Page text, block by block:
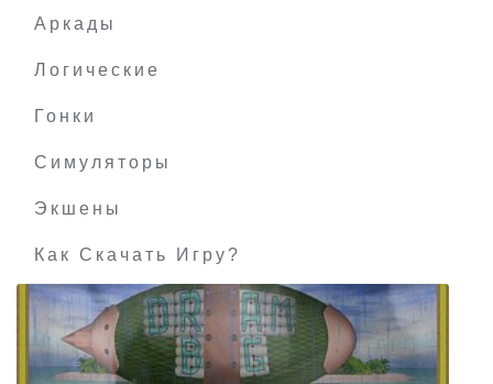
Аркады
Логические
Гонки
Симуляторы
Экшены
Как Скачать Игру?